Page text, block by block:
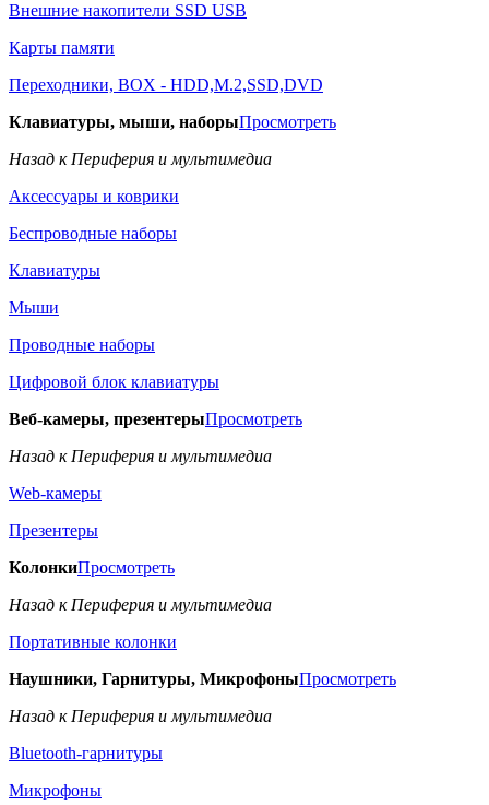
Внешние накопители SSD USB
Карты памяти
Переходники, BOX - HDD,M.2,SSD,DVD
Клавиатуры, мыши, наборыПросмотреть
Назад к Периферия и мультимедиа
Аксессуары и коврики
Беспроводные наборы
Клавиатуры
Мыши
Проводные наборы
Цифровой блок клавиатуры
Веб-камеры, презентерыПросмотреть
Назад к Периферия и мультимедиа
Web-камеры
Презентеры
КолонкиПросмотреть
Назад к Периферия и мультимедиа
Портативные колонки
Наушники, Гарнитуры, МикрофоныПросмотреть
Назад к Периферия и мультимедиа
Bluetooth-гарнитуры
Микрофоны